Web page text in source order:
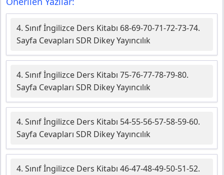
4. Sınıf İngilizce Ders Kitabı 68-69-70-71-72-73-74.
Sayfa Cevapları SDR Dikey Yayıncılık
4. Sınıf İngilizce Ders Kitabı 75-76-77-78-79-80.
Sayfa Cevapları SDR Dikey Yayıncılık
4. Sınıf İngilizce Ders Kitabı 54-55-56-57-58-59-60.
Sayfa Cevapları SDR Dikey Yayıncılık
4. Sınıf İngilizce Ders Kitabı 46-47-48-49-50-51-52.